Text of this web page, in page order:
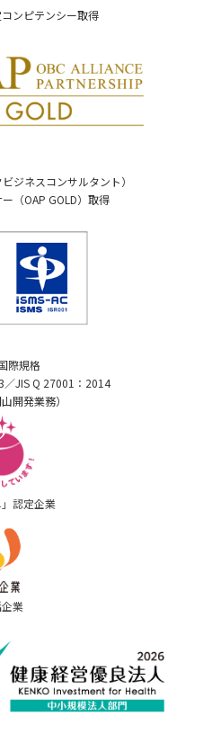
ンピテンシー取得
ジネスコンサルタント）
（OAP GOLD）取得
際規格
／JIS Q 27001：2014
開発業務）
」認定企業
業